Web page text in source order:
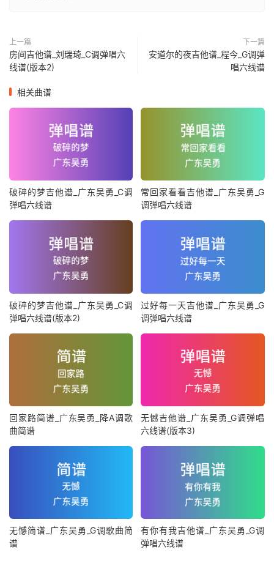
上一篇
房间吉他谱_刘瑞琦_C调弹唱六
线谱(版本2)
下一篇
安道尔的夜吉他谱_程今_G调弹
唱六线谱
相关曲谱
破碎的梦吉他谱_广东吴勇_C调
弹唱六线谱
常回家看看吉他谱_广东吴勇_G
调弹唱六线谱
破碎的梦吉他谱_广东吴勇_C调
弹唱六线谱(版本2)
过好每一天吉他谱_广东吴勇_G
调弹唱六线谱
回家路简谱_广东吴勇_降A调歌
曲简谱
无憾吉他谱_广东吴勇_G调弹唱
六线谱(版本3)
无憾简谱_广东吴勇_G调歌曲简
谱
有你有我吉他谱_广东吴勇_G调
弹唱六线谱